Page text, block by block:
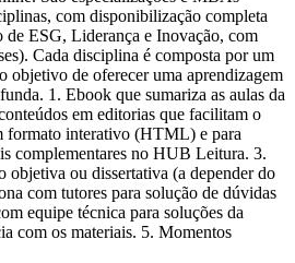
com disponibilização completa
de ESG, Liderança e Inovação, com
Cada disciplina é composta por um
objetivo de oferecer uma aprendizagem
1. Ebook que sumariza as aulas da
em editorias que facilitam o
formato interativo (HTML) e para
complementares no HUB Leitura. 3.
objetiva ou dissertativa (a depender do
com tutores para solução de dúvidas
equipe técnica para soluções da
com os materiais. 5. Momentos